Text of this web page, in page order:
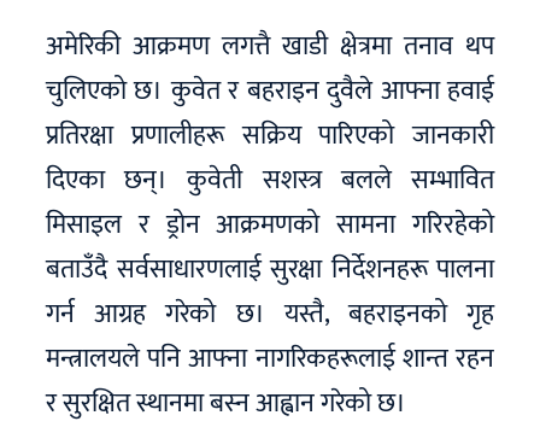
अमेरिकी आक्रमण लगत्तै खाडी क्षेत्रमा तनाव थप
चुलिएको छ। कुवेत र बहराइन दुवैले आफ्ना हवाई
प्रतिरक्षा प्रणालीहरू सक्रिय पारिएको जानकारी
दिएका छन्। कुवेती सशस्त्र बलले सम्भावित
मिसाइल र ड्रोन आक्रमणको सामना गरिरहेको
बताउँदै सर्वसाधारणलाई सुरक्षा निर्देशनहरू पालना
गर्न आग्रह गरेको छ। यस्तै, बहराइनको गृह
मन्त्रालयले पनि आफ्ना नागरिकहरूलाई शान्त रहन
र सुरक्षित स्थानमा बस्न आह्वान गरेको छ।